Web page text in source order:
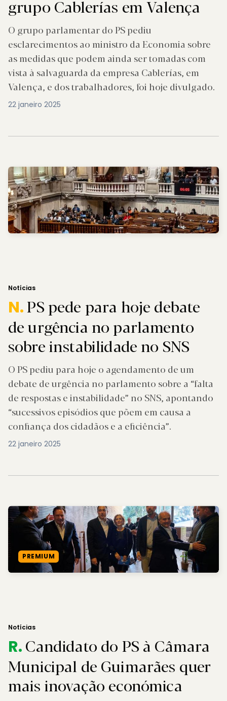
grupo Cablerías em Valença
O grupo parlamentar do PS pediu
esclarecimentos ao ministro da Economia sobre
as medidas que podem ainda ser tomadas com
vista à salvaguarda da empresa Cablerías, em
Valença, e dos trabalhadores, foi hoje divulgado.
22 janeiro 2025
Notícias
N.PS pede para hoje debate
de urgência no parlamento
sobre instabilidade no SNS
O PS pediu para hoje o agendamento de um
debate de urgência no parlamento sobre a “falta
de respostas e instabilidade” no SNS, apontando
“sucessivos episódios que põem em causa a
confiança dos cidadãos e a eficiência”.
22 janeiro 2025
PREMIUM
Notícias
R.Candidato do PS à Câmara
Municipal de Guimarães quer
mais inovação económica